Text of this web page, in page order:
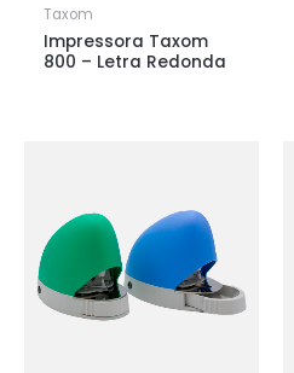
Taxom
Impressora Taxom
800 – Letra Redonda